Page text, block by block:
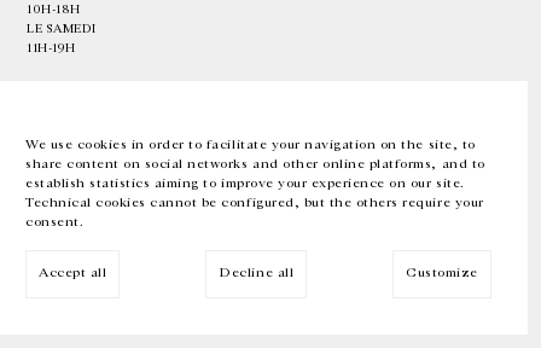
We use cookies in order to facilitate your navigation on the site, to
share content on social networks and other online platforms, and to
establish statistics aiming to improve your experience on our site.
Technical cookies cannot be configured, but the others require your
consent.
Accept all Decline all Customize
10H-18H
LE SAMEDI
11H-19H
EN FR 中文 Facebook Instagram
Inscrivez-vous à notre newsletter